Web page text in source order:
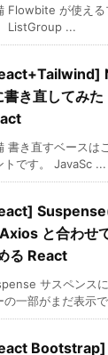
Flowbite が使える
ListGroup ...
書き直してみ
書き直すベースは
トです。 JavaSc ...
と合わせ
る React
サスペンス
の一部がまだ表示
Bootstrap]